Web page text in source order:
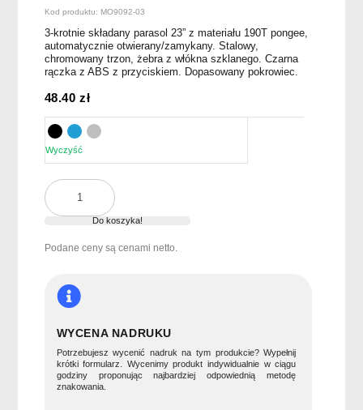
Kod produktu: MO9092-03
3-krotnie składany parasol 23” z materiału 190T pongee,
automatycznie otwierany/zamykany. Stalowy,
chromowany trzon, żebra z włókna szklanego. Czarna
rączka z ABS z przyciskiem. Dopasowany pokrowiec.
48.40zł
Wyczyść
ilość
Składany
odwrócony
DUNDEE
Do koszyka!
Podane ceny są cenami netto.
WYCENA NADRUKU
Potrzebujesz wycenić nadruk na tym produkcie? Wypełnij
krótki formularz. Wycenimy produkt indywidualnie w ciągu
godziny proponując najbardziej odpowiednią metodę
znakowania.